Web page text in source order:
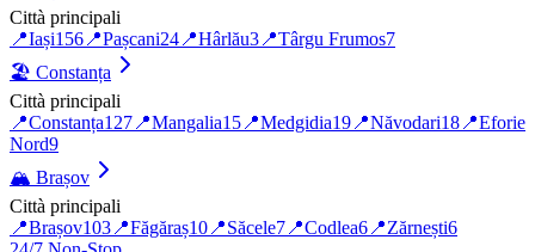
Città principali
📍Iași156 📍Pașcani24 📍Hârlău3 📍Târgu Frumos7
🏖️ Constanța
Città principali
📍Constanța127 📍Mangalia15 📍Medgidia19 📍Năvodari18 📍Eforie
Nord9
🏔️ Brașov
Città principali
📍Brașov103 📍Făgăraș10 📍Săcele7 📍Codlea6 📍Zărnești6